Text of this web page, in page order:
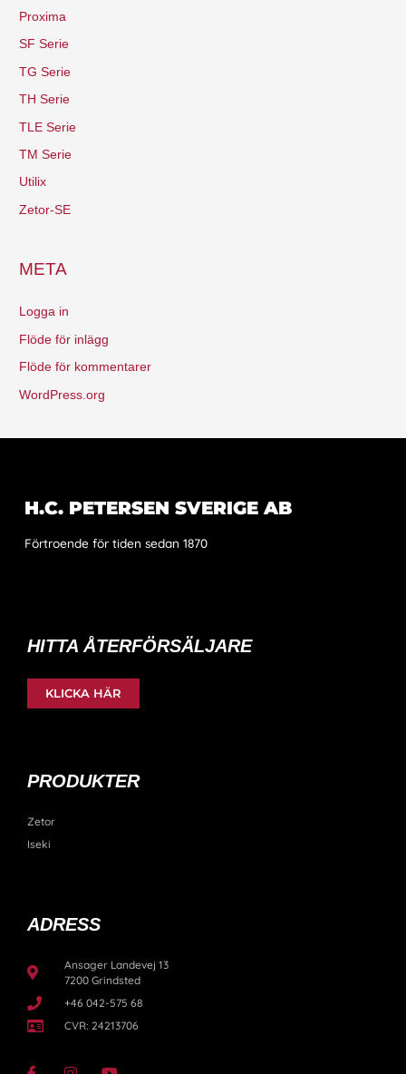
Proxima
SF Serie
TG Serie
TH Serie
TLE Serie
TM Serie
Utilix
Zetor-SE
META
Logga in
Flöde för inlägg
Flöde för kommentarer
WordPress.org
ADRESS
Ansager Landevej 13
7200 Grindsted
+46 042-575 68
CVR: 24213706
PRODUKTER
Zetor
Iseki
HITTA ÅTERFÖRSÄLJARE
KLICKA HÄR
H.C. PETERSEN SVERIGE AB
Förtroende för tiden sedan 1870